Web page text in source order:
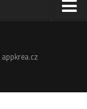
appkrea.cz